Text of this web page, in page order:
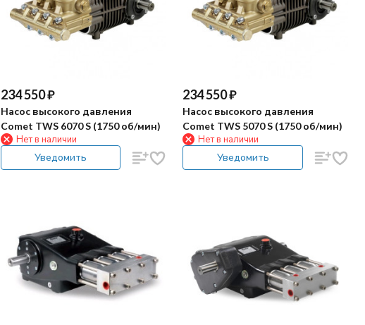
234 550₽
Насос высокого давления
Comet TWS 6070 S (1750 об/мин)
Нет в наличии
Уведомить
234 550₽
Насос высокого давления
Comet TWS 5070 S (1750 об/мин)
Нет в наличии
Уведомить